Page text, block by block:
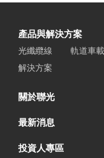
產品與解決方案
光纖纜線 軌道車
解決方案
關於聯光
最新消息
投資人專區